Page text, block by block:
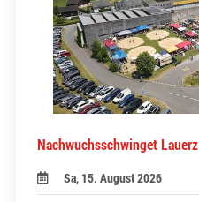
Nachwuchsschwinget Lauerz
Sa, 15. August 2026